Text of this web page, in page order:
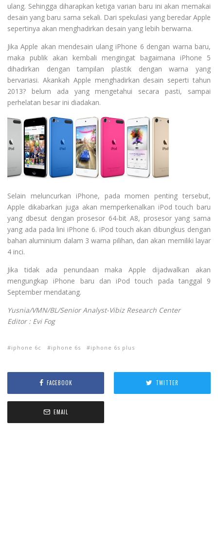
ulang. Sehingga diharapkan ketiga varian baru ini akan memakai
desain yang baru sama sekali. Dari spekulasi yang beredar Apple
sepertinya akan menghadirkan desain yang lebih berwarna.
Jika Apple akan mendesain ulang iPhone 6 dengan warna baru,
maka publik akan kembali mengingat bagaimana iPhone 5
dihadirkan dengan tampilan plastik dengan warna yang
bervariasi. Akankah Apple menghadirkan desain seperti tahun
2013? belum ada yang mengetahui secara pasti, sampai
perhelatan besar ini diadakan.
Selain meluncurkan iPhone, pada momen penting tersebut,
Apple dikabarkan juga akan memperkenalkan iPod touch baru
yang dbesut dengan prosesor 64-bit A8, prosesor yang sama
yang ada pada lini iPhone 6. iPod touch akan dibungkus dengan
bahan aluminium dalam 3 warna pilihan, dan akan memiliki layar
4 inci.
Jika tidak ada penundaan maka Apple dijadwalkan akan
mengungkap iPhone baru dan iPod touch pada tanggal 9
September mendatang.
Yusnia/VMN/BL/Senior Analyst-Vibiz Research Center
Editor : Evi Fog
iphone 6c iphone 6s iphone 6s plus
FACEBOOK TWITTER
EMAIL